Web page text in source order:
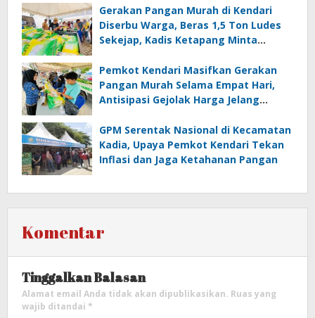
Gerakan Pangan Murah di Kendari
Diserbu Warga, Beras 1,5 Ton Ludes
Sekejap, Kadis Ketapang Minta
Pemkot Kendari Masifkan Gerakan
Pangan Murah Selama Empat Hari,
Antisipasi Gejolak Harga Jelang
GPM Serentak Nasional di Kecamatan
Kadia, Upaya Pemkot Kendari Tekan
Inflasi dan Jaga Ketahanan Pangan
Komentar
Tinggalkan Balasan
Alamat email Anda tidak akan dipublikasikan. Ruas yang
wajib ditandai *